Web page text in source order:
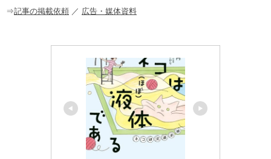
o
⇒記事の掲載依頼 ／ 広告・媒体資料